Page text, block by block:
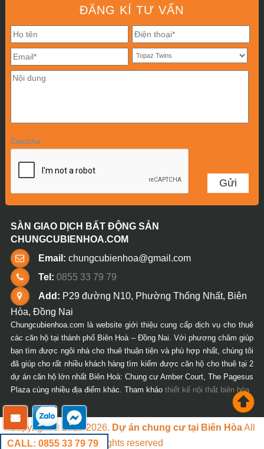
ĐĂNG KÍ TƯ VẤN
Captcha
SÀN GIAO DỊCH BẤT ĐỘNG SẢN
CHUNGCUBIENHOA.COM
Email: chungcubienhoa@gmail.com
Tel: 0855 33 79 79
Add: P29 đường N10, Phường Thống Nhất, Biên
Hòa, Đồng Nai
Chungcubienhoa.com là website giới thiệu cung cấp dịch vụ cho thuê
các căn hộ tại thành phố Biên Hoà – Đồng Nai. Với phương châm giúp
bạn tìm được ngôi nhà cho thuê thuận tiện và phù hợp nhất, chúng tôi
đã giúp cho rất nhiều khách hàng tìm kiếm được căn hộ cho thuê tại 2
dự án căn hộ lớn nhất Biên Hoà: Chung cư Amber Court, The Pagesus
Plaza cùng nhiều địa điểm khác. Tham khảo thiết kế nội thất biên hòa
CALL: 0855 33 79 79
Copyright © 2018-2026. Dự án chung cư tại Biên HòaAll
rights reserved